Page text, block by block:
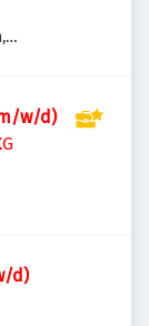
w/d)
d)